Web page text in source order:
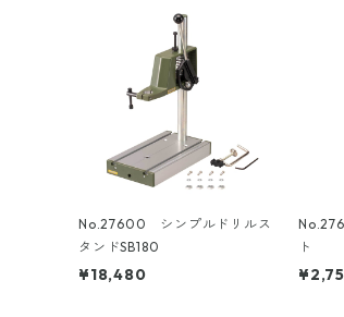
No.27600 シンプルドリルス
タンドSB180
¥18,480
ト